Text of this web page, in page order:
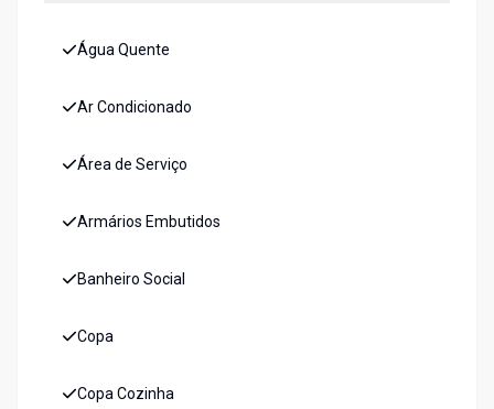
Água Quente
Ar Condicionado
Área de Serviço
Armários Embutidos
Banheiro Social
Copa
Copa Cozinha